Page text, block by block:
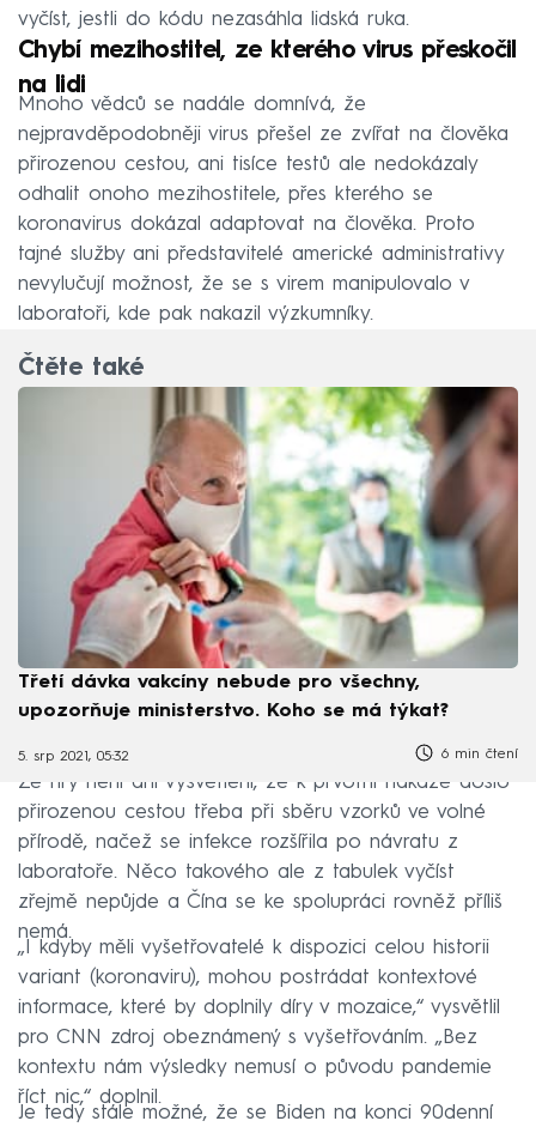
vyčíst, jestli do kódu nezasáhla lidská ruka.
Chybí mezihostitel, ze kterého virus přeskočil
na lidi
Mnoho vědců se nadále domnívá, že
nejpravděpodobněji virus přešel ze zvířat na člověka
přirozenou cestou, ani tisíce testů ale nedokázaly
odhalit onoho mezihostitele, přes kterého se
koronavirus dokázal adaptovat na člověka. Proto
tajné služby ani představitelé americké administrativy
nevylučují možnost, že se s virem manipulovalo v
laboratoři, kde pak nakazil výzkumníky.
Čtěte také
Třetí dávka vakcíny nebude pro všechny,
upozorňuje ministerstvo. Koho se má týkat?
5. srp 2021, 05:32 6 min čtení
Ze hry není ani vysvětlení, že k prvotní nákaze došlo
přirozenou cestou třeba při sběru vzorků ve volné
přírodě, načež se infekce rozšířila po návratu z
laboratoře. Něco takového ale z tabulek vyčíst
zřejmě nepůjde a Čína se ke spolupráci rovněž příliš
nemá.
„I kdyby měli vyšetřovatelé k dispozici celou historii
variant (koronaviru), mohou postrádat kontextové
informace, které by doplnily díry v mozaice,“ vysvětlil
pro CNN zdroj obeznámený s vyšetřováním. „Bez
kontextu nám výsledky nemusí o původu pandemie
říct nic,“ doplnil.
Je tedy stále možné, že se Biden na konci 90denní